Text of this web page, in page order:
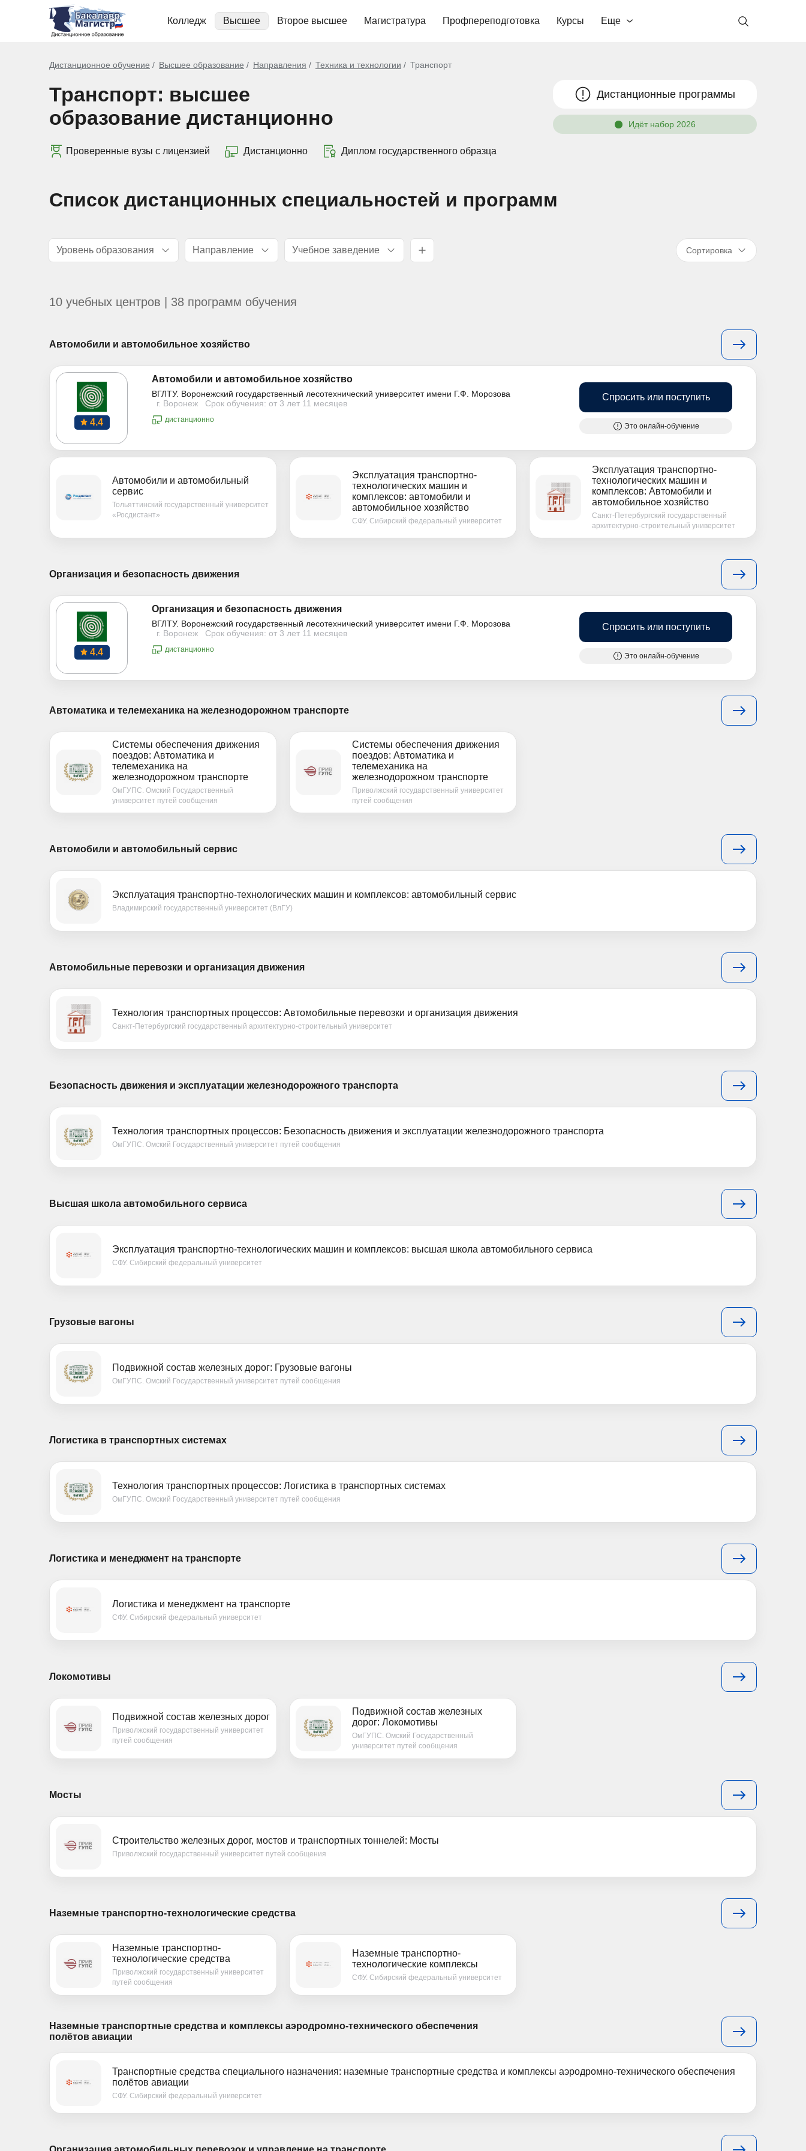
Колледж Высшее Второе высшее Магистратура Профпереподготовка Курсы Еще
Дистанционное обучение Высшее образование Направления Техника и технологии Транспорт
Транспорт: высшее
образование дистанционно
Дистанционные программы
Идёт набор 2026
Проверенные вузы с лицензией Дистанционно Диплом государственного образца
Список дистанционных специальностей и программ
Уровень образования Направление Учебное заведение Сортировка
10 учебных центров | 38 программ обучения
Автомобили и автомобильное хозяйство
4.4
Автомобили и автомобильное хозяйство
ВГЛТУ. Воронежский государственный лесотехнический университет имени Г.Ф. Морозова
г. Воронеж
Срок обучения: от 3 лет 11 месяцев
дистанционно
Спросить или поступить
Это онлайн-обучение
Автомобили и автомобильный
сервис
Тольяттинский государственный университет
«Росдистант»
Эксплуатация транспортно-
технологических машин и
комплексов: автомобили и
автомобильное хозяйство
СФУ. Сибирский федеральный университет
Эксплуатация транспортно-
технологических машин и
комплексов: Автомобили и
автомобильное хозяйство
Санкт-Петербургский государственный
архитектурно-строительный университет
Организация и безопасность движения
4.4
Организация и безопасность движения
ВГЛТУ. Воронежский государственный лесотехнический университет имени Г.Ф. Морозова
г. Воронеж
Срок обучения: от 3 лет 11 месяцев
дистанционно
Спросить или поступить
Это онлайн-обучение
Автоматика и телемеханика на железнодорожном транспорте
Системы обеспечения движения
поездов: Автоматика и
телемеханика на
железнодорожном транспорте
ОмГУПС. Омский Государственный
университет путей сообщения
Системы обеспечения движения
поездов: Автоматика и
телемеханика на
железнодорожном транспорте
Приволжский государственный университет
путей сообщения
Автомобили и автомобильный сервис
Эксплуатация транспортно-технологических машин и комплексов: автомобильный сервис
Владимирский государственный университет (ВлГУ)
Автомобильные перевозки и организация движения
Технология транспортных процессов: Автомобильные перевозки и организация движения
Санкт-Петербургский государственный архитектурно-строительный университет
Безопасность движения и эксплуатации железнодорожного транспорта
Технология транспортных процессов: Безопасность движения и эксплуатации железнодорожного транспорта
ОмГУПС. Омский Государственный университет путей сообщения
Высшая школа автомобильного сервиса
Эксплуатация транспортно-технологических машин и комплексов: высшая школа автомобильного сервиса
СФУ. Сибирский федеральный университет
Грузовые вагоны
Подвижной состав железных дорог: Грузовые вагоны
ОмГУПС. Омский Государственный университет путей сообщения
Логистика в транспортных системах
Технология транспортных процессов: Логистика в транспортных системах
ОмГУПС. Омский Государственный университет путей сообщения
Логистика и менеджмент на транспорте
Логистика и менеджмент на транспорте
СФУ. Сибирский федеральный университет
Локомотивы
Подвижной состав железных дорог
Приволжский государственный университет
путей сообщения
Подвижной состав железных
дорог: Локомотивы
ОмГУПС. Омский Государственный
университет путей сообщения
Мосты
Строительство железных дорог, мостов и транспортных тоннелей: Мосты
Приволжский государственный университет путей сообщения
Наземные транспортно-технологические средства
Наземные транспортно-
технологические средства
Приволжский государственный университет
путей сообщения
Наземные транспортно-
технологические комплексы
СФУ. Сибирский федеральный университет
Наземные транспортные средства и комплексы аэродромно-технического обеспечения
полётов авиации
Транспортные средства специального назначения: наземные транспортные средства и комплексы аэродромно-технического обеспечения
полётов авиации
СФУ. Сибирский федеральный университет